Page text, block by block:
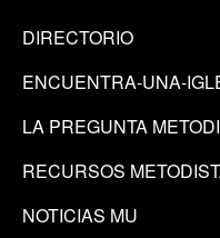
DIRECTORIO
ENCUENTRA-UNA-
LA PREGUNTA
RECURSOS
NOTICIAS MU